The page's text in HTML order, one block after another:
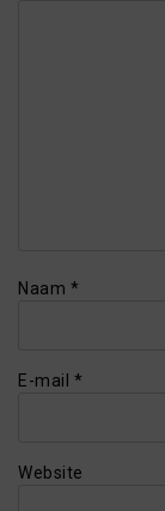
Naam *
E-mail *
Website